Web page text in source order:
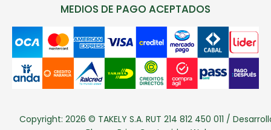
MEDIOS DE PAGO ACEPTADOS
Copyright: 2026 © TAKELY S.A. RUT 214 812 450 011 /